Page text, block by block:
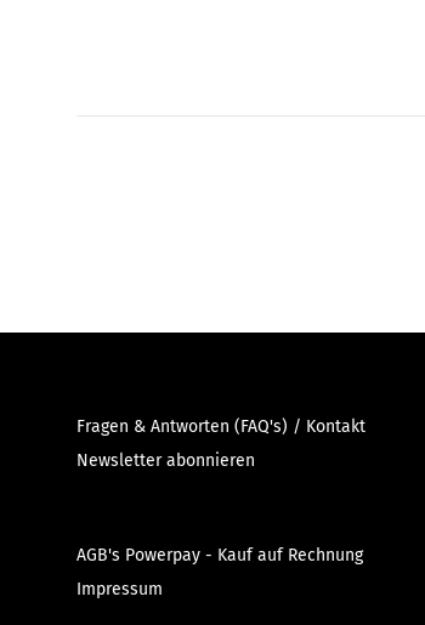
Fragen & Antworten (FAQ's) / Kontakt
Newsletter abonnieren
AGB's Powerpay - Kauf auf Rechnung
Impressum